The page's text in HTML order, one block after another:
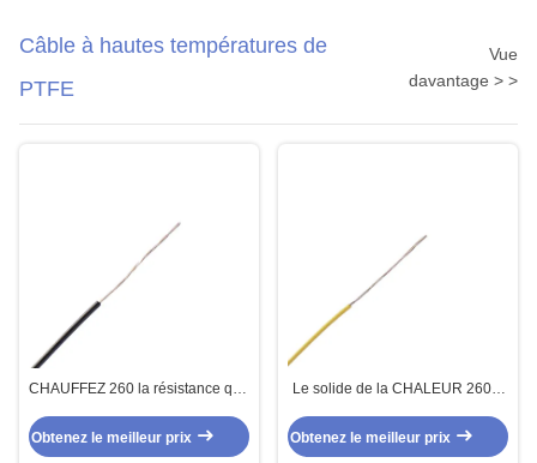
Câble à hautes températures de
PTFE
Vue
davantage > >
CHAUFFEZ 260 la résistance que
hautes températures de PTFE
pour le matériel d'éclairage
Obtenez le meilleur prix
Le solide de la CHALEUR 260 a
câble isolé 14 de PTFE pour
l'instrumentation
Obtenez le meilleur prix